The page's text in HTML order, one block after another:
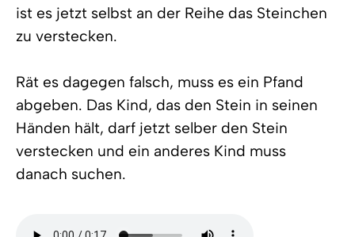
ist es jetzt selbst an der Reihe das Steinchen
zu verstecken.
Rät es dagegen falsch, muss es ein Pfand
abgeben. Das Kind, das den Stein in seinen
Händen hält, darf jetzt selber den Stein
verstecken und ein anderes Kind muss
danach suchen.